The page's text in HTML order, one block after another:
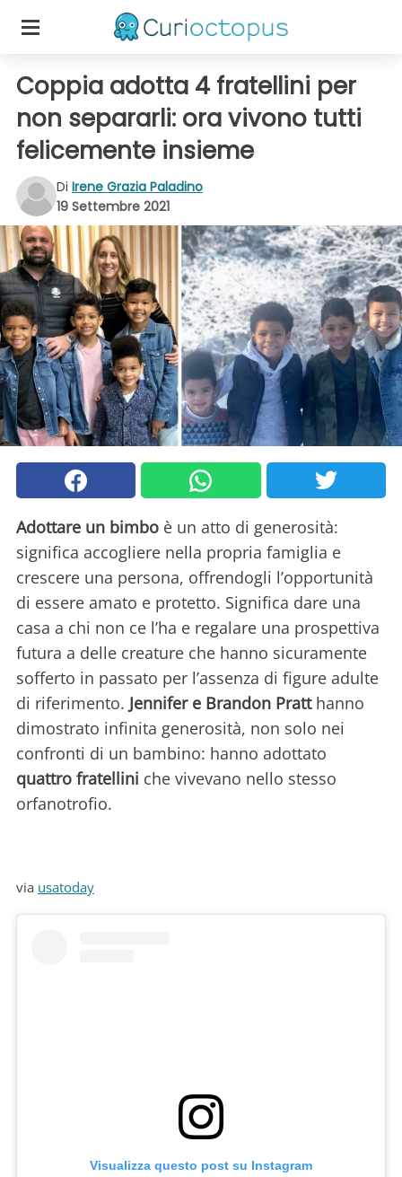
Coppia adotta 4 fratellini per
non separarli: ora vivono tutti
felicemente insieme
Di Irene Grazia Paladino
19 Settembre 2021
Adottare un bimbo è un atto di generosità:
significa accogliere nella propria famiglia e
crescere una persona, offrendogli l’opportunità
di essere amato e protetto. Significa dare una
casa a chi non ce l’ha e regalare una prospettiva
futura a delle creature che hanno sicuramente
sofferto in passato per l’assenza di figure adulte
di riferimento. Jennifer e Brandon Pratthanno
dimostrato infinita generosità, non solo nei
confronti di un bambino: hanno adottato
quattro fratellini che vivevano nello stesso
orfanotrofio.
via usatoday
Visualizza questo post su Instagram